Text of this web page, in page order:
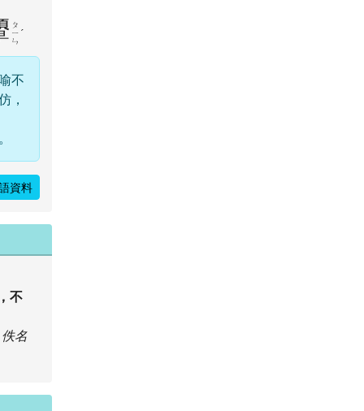
ㄆ
ㄧ
ㄣ
ˊ
不
，
資料
不
佚名